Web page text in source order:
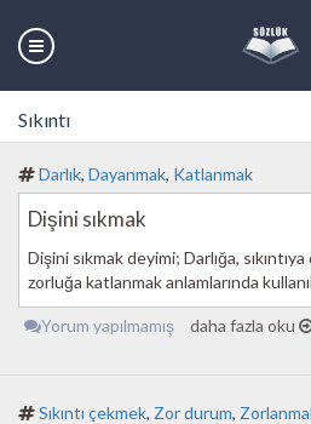
Sıkıntı
Darlık, Dayanmak, Katlanmak
Dişini sıkmak
Dişini sıkmak deyimi; Darlığa,
zorluğa katlanmak anlamlarında
Yorum yapılmamış daha fazla oku
Sıkıntı çekmek, Zor durum,